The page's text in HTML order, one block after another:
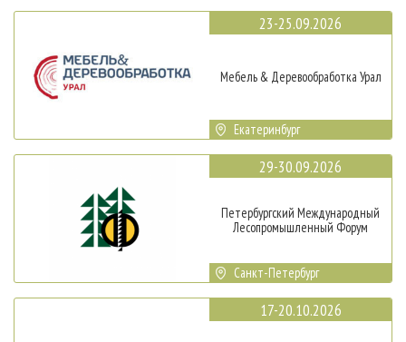
23-25.09.2026
Мебель & Деревообработка Урал
Екатеринбург
29-30.09.2026
Петербургский Международный
Лесопромышленный Форум
Санкт-Петербург
17-20.10.2026